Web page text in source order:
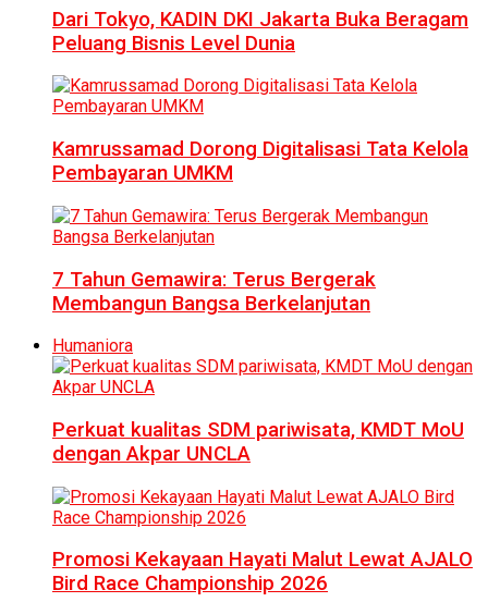
Dari Tokyo, KADIN DKI Jakarta Buka Beragam
Peluang Bisnis Level Dunia
Kamrussamad Dorong Digitalisasi Tata Kelola
Pembayaran UMKM
7 Tahun Gemawira: Terus Bergerak
Membangun Bangsa Berkelanjutan
Humaniora
Perkuat kualitas SDM pariwisata, KMDT MoU
dengan Akpar UNCLA
Promosi Kekayaan Hayati Malut Lewat AJALO
Bird Race Championship 2026